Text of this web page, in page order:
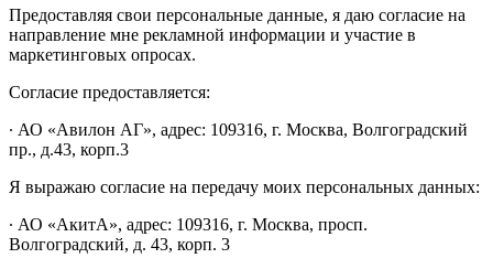
Предоставляя свои персональные данные, я даю согласие на
направление мне рекламной информации и участие в
маркетинговых опросах.
Согласие предоставляется:
∙ АО «Авилон АГ», адрес: 109316, г. Москва, Волгоградский
пр., д.43, корп.3
Я выражаю согласие на передачу моих персональных данных:
∙ АО «АкитА», адрес: 109316, г. Москва, просп.
Волгоградский, д. 43, корп. 3